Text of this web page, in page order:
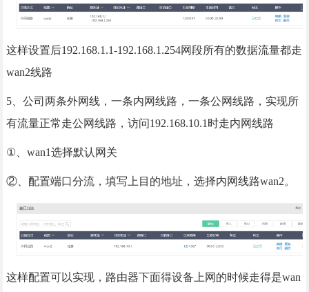
这样设置后192.168.1.1-192.168.1.254网段所有的数据流量都走
wan2线路
5、公司两条外网线，一条内网线路，一条公网线路，实现所
有流量正常走公网线路，访问192.168.10.1时走内网线路
①、wan1选择默认网关
②、配置端口分流，填写上目的地址，选择内网线路wan2。
这样配置可以实现，路由器下面得设备上网的时候走得是wan